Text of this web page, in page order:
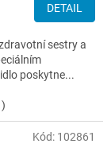
DETAIL
sestry a
poskytne...
Kód: 102861